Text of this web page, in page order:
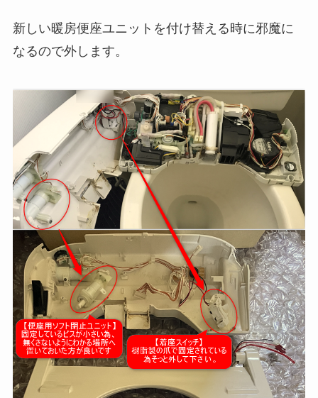
新しい暖房便座ユニットを付け替える時に邪魔に
なるので外します。